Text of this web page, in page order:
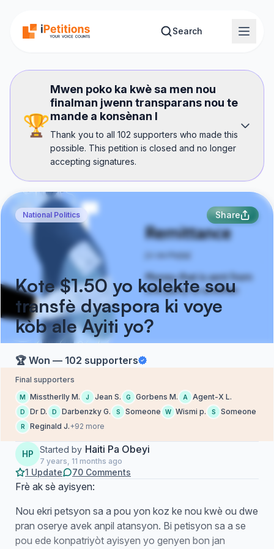
Search
🏆
Mwen poko ka kwè sa men nou
finalman jwenn transparans nou te
mande a konsènan l
Thank you to all 102 supporters who made this
possible. This petition is closed and no longer
accepting signatures.
National Politics Share
Kote $1.50 yo kolekte sou
transfè dyaspora ki voye
kòb ale Ayiti yo?
🏆 Won — 102 supporters
Final supporters
M Misstherlly M. J Jean S. G Gorbens M. A Agent-X L.
D Dr D. D Darbenzky G. S Someone W Wismi p. S Someone
R Reginald J.+92 more
HP Started by Haiti Pa Obeyi
7 years, 11 months ago
1 Update 70 Comments
Frè ak sè ayisyen:
Nou ekri petsyon sa a pou yon koz ke nou kwè ou dwe
pran oserye avek anpil atansyon. Bi petisyon sa a se
pou ede konpatriyòt ayisyen yo genyen bon jan